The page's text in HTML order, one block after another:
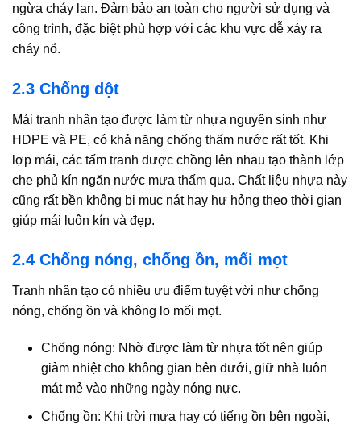
ngừa cháy lan. Đảm bảo an toàn cho người sử dụng và
công trình, đặc biệt phù hợp với các khu vực dễ xảy ra
cháy nổ.
2.3 Chống dột
Mái tranh nhân tạo được làm từ nhựa nguyên sinh như
HDPE và PE, có khả năng chống thấm nước rất tốt. Khi
lợp mái, các tấm tranh được chồng lên nhau tạo thành lớp
che phủ kín ngăn nước mưa thấm qua. Chất liệu nhựa này
cũng rất bền không bị mục nát hay hư hỏng theo thời gian
giúp mái luôn kín và đẹp.
2.4 Chống nóng, chống ồn, mối mọt
Tranh nhân tạo có nhiều ưu điểm tuyệt vời như chống
nóng, chống ồn và không lo mối mọt.
Chống nóng: Nhờ được làm từ nhựa tốt nên giúp
giảm nhiệt cho không gian bên dưới, giữ nhà luôn
mát mẻ vào những ngày nóng nực.
Chống ồn: Khi trời mưa hay có tiếng ồn bên ngoài,